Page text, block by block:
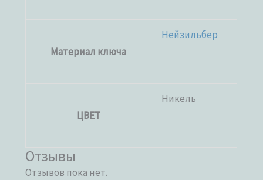
Материал ключа
Нейзильбер
ЦВЕТ
Никель
Отзывы
Отзывов пока нет.